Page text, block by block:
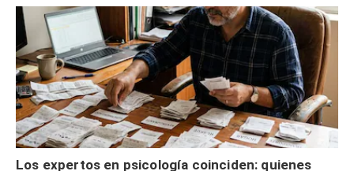
Los expertos en psicología coinciden: quienes